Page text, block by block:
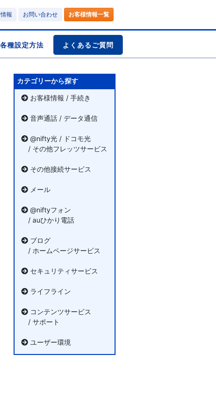
報 お問い合わせ お客様情報一覧
各種設定方法 よくあるご質問
カテゴリーから探す
お客様情報 / 手続き
音声通話 / データ通信
@nifty光 / ドコモ光
/ その他フレッツサービス
その他接続サービス
メール
@niftyフォン
/ auひかり電話
ブログ
/ ホームページサービス
セキュリティサービス
ライフライン
コンテンツサービス
/ サポート
ユーザー環境